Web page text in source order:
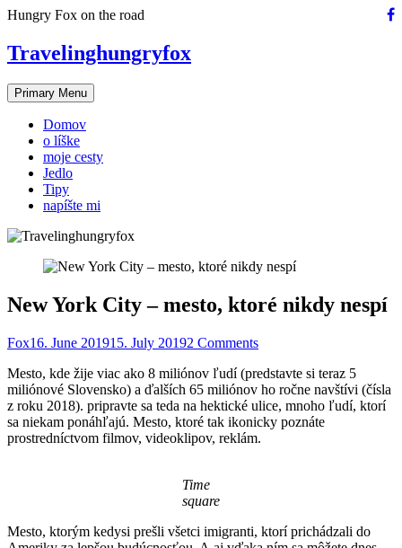
Skip
content
Hungry Fox on the road
Travelinghungryfox
Primary Menu
Domov
o líške
moje cesty
Jedlo
Tipy
napíšte mi
New York City – mesto, ktoré nikdy nespí
Fox16. June 201915. July 20192 Comments
Mesto, kde žije viac ako 8 miliónov ľudí (predstavte si teraz 5
miliónové Slovensko) a ďalších 65 miliónov ho ročne navštívi (čísla
z roku 2018). pripravte sa teda na hektické ulice, mnoho ľudí, ktorí
sa niekam ponáhľajú. Mesto, ktoré tak ikonicky poznáte
prostredníctvom filmov, videoklipov, reklám.
Time
square
Mesto, ktorým kedysi prešli všetci imigranti, ktorí prichádzali do